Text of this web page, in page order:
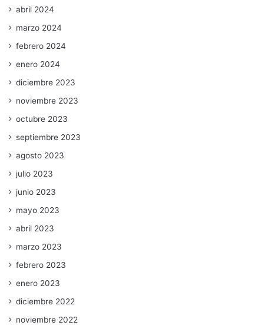
abril 2024
marzo 2024
febrero 2024
enero 2024
diciembre 2023
noviembre 2023
octubre 2023
septiembre 2023
agosto 2023
julio 2023
junio 2023
mayo 2023
abril 2023
marzo 2023
febrero 2023
enero 2023
diciembre 2022
noviembre 2022